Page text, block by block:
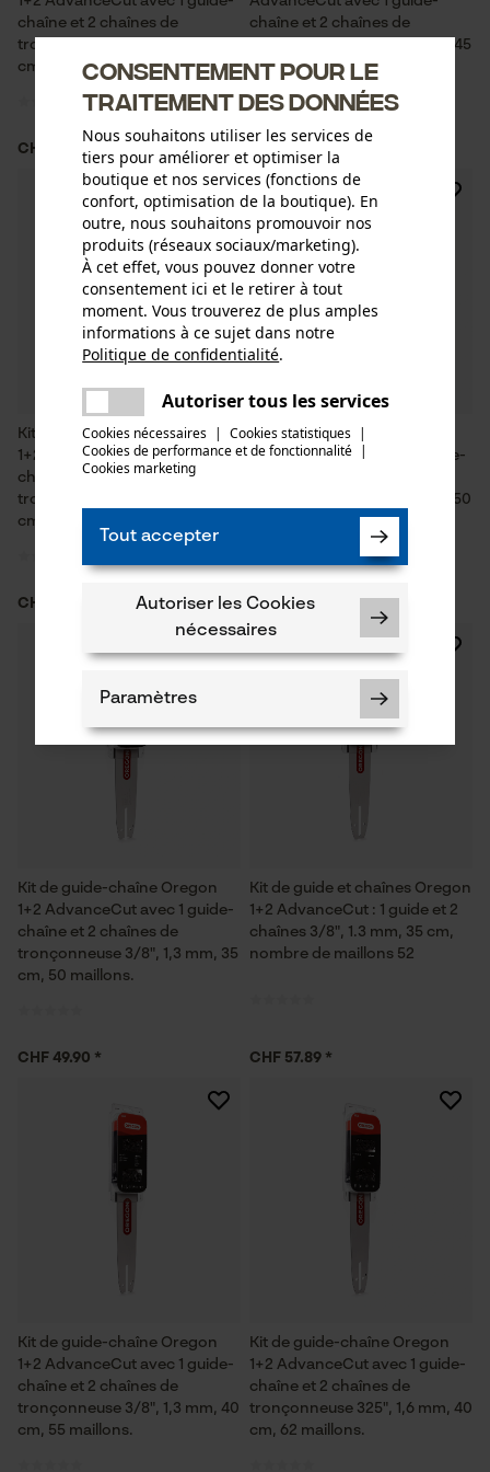
chaîne et 2 chaînes de
tronçonneuse 3/8", 1,5 mm, 45
cm, 68 maillons.
CHF 79.90 *
chaîne et 2 chaînes de
tronçonneuse 325", 1.5 mm, 45
cm, 72 maillons.
CHF 69.90 *
Kit de guide-chaîne Oregon
1+2 AdvanceCut avec 1 guide-
chaîne et 2 chaînes de
tronçonneuse 3/8", 1,6 mm, 50
cm, 72 maillons.
CHF 79.90 *
Kit de guide-chaîne Oregon
1+2 AdvanceCut avec 1 guide-
tronçonneuse 3/8", 1,5 mm, 50
cm, 72 maillons.
CHF 79.90 *
Kit de guide-chaîne Oregon
1+2 AdvanceCut avec 1 guide-
chaîne et 2 chaînes de
tronçonneuse 3/8", 1,3 mm, 35
cm, 50 maillons.
CHF 49.90 *
Kit de guide et chaînes Oregon
1+2 AdvanceCut : 1 guide et 2
chaînes 3/8", 1.3 mm, 35 cm,
nombre de maillons 52
CHF 57.89 *
Kit de guide-chaîne Oregon
1+2 AdvanceCut avec 1 guide-
chaîne et 2 chaînes de
tronçonneuse 3/8", 1,3 mm, 40
cm, 55 maillons.
Kit de guide-chaîne Oregon
1+2 AdvanceCut avec 1 guide-
chaîne et 2 chaînes de
tronçonneuse 325", 1,6 mm, 40
cm, 62 maillons.
Consentement pour le
traitement des données
Nous souhaitons utiliser les services de
tiers pour améliorer et optimiser la
boutique et nos services (fonctions de
confort, optimisation de la boutique). En
outre, nous souhaitons promouvoir nos
produits (réseaux sociaux/marketing).
À cet effet, vous pouvez donner votre
consentement ici et le retirer à tout
moment. Vous trouverez de plus amples
informations à ce sujet dans notre
Politique de confidentialité.
Autoriser tous les services
Cookies nécessaires | Cookies statistiques |
Cookies de performance et de fonctionnalité |
Cookies marketing
Tout accepter
Autoriser les Cookies
nécessaires
Paramètres
Cookies nécessaires
Vérifier linstallation de cookies
Cookies statistiques
Fact-Finder Tracking
Une erreur s'est produite. Veuillez
essayer encore.
partager
partager
mail